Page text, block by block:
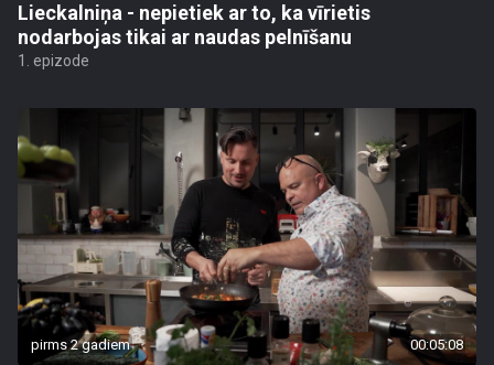
Lieckalniņa - nepietiek ar to, ka vīrietis
nodarbojas tikai ar naudas pelnīšanu
1. epizode
pirms 2 gadiem 00:05:08